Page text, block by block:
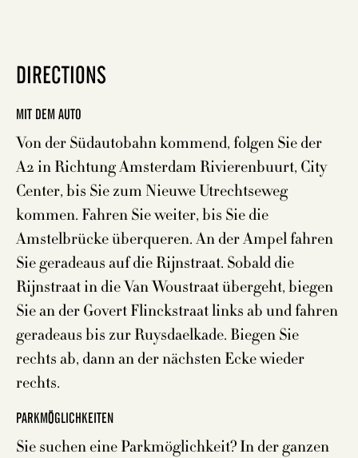
DIRECTIONS
MIT DEM AUTO
Von der Südautobahn kommend, folgen Sie der
A2 in Richtung Amsterdam Rivierenbuurt, City
Center, bis Sie zum Nieuwe Utrechtseweg
kommen. Fahren Sie weiter, bis Sie die
Amstelbrücke überqueren. An der Ampel fahren
Sie geradeaus auf die Rijnstraat. Sobald die
Rijnstraat in die Van Woustraat übergeht, biegen
Sie an der Govert Flinckstraat links ab und fahren
geradeaus bis zur Ruysdaelkade. Biegen Sie
rechts ab, dann an der nächsten Ecke wieder
rechts.
PARKMÖGLICHKEITEN
Sie suchen eine Parkmöglichkeit? In der ganzen